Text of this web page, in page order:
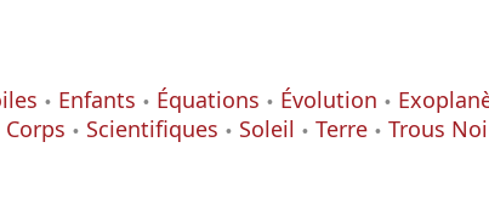
Enfants Équations Évolution
Scientifiques Soleil Terre Trous